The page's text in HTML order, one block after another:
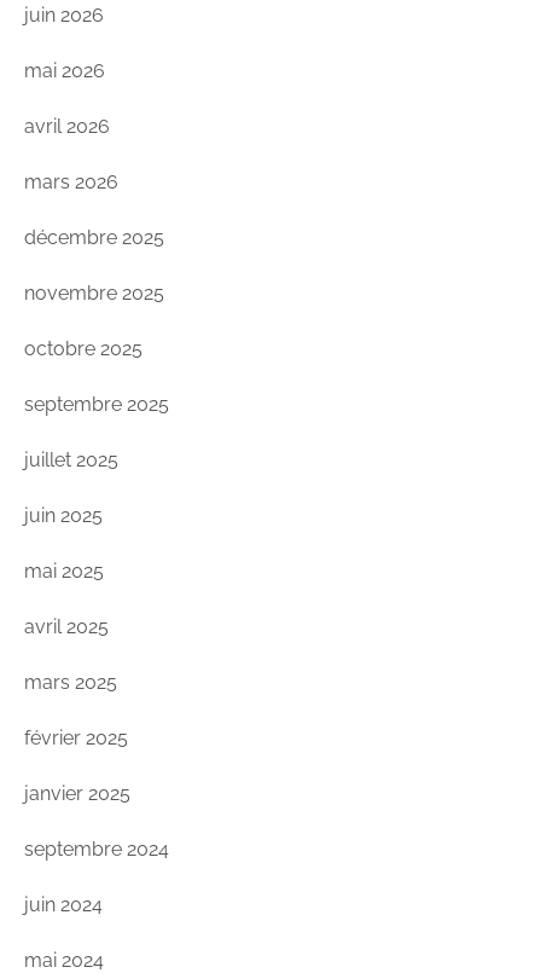
juin 2026
mai 2026
avril 2026
mars 2026
décembre 2025
novembre 2025
octobre 2025
septembre 2025
juillet 2025
juin 2025
mai 2025
avril 2025
mars 2025
février 2025
janvier 2025
septembre 2024
juin 2024
mai 2024